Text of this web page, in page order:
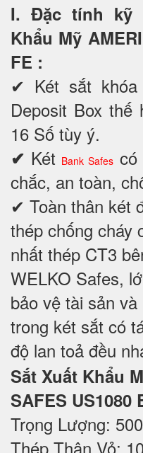
I. Đặc tính kỹ
Khẩu Mỹ
FE :
✔ Két sắt
Deposit Box
16 Số tùy ý.
✔ Két Bank Safes có
chắc, an toàn,
✔ Toàn thân két
thép chống cháy
nhất thép CT3
WELKO Safes,
bảo vệ tài sản
trong két sắt có
độ lan toả đều
Sắt Xuất Khẩu
SAFES US1080
Trọng Lượng:
Thép Thân Vỏ: